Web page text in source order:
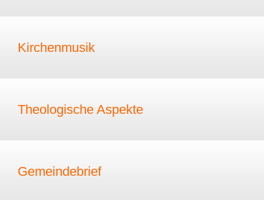
Kirchenmusik
Theologische Aspekte
Gemeindebrief